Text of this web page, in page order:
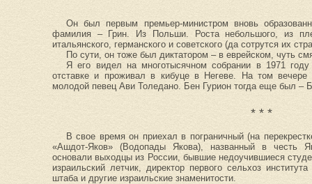
Повести,
Галерея [144]
Поэзия[1016]
Другие жанры
Все жанры
Он был первым премьер-министром вновь
фамилия – Грин. Из Польши. Роста небольшого, из
итальянского, германского и советского (да сотрутся их
По сути, он тоже был диктатором – в еврейском, чуть
Я его видел на многотысячном собрании в 1971
отставке и проживал в кибуце в Негеве. На том вечере
молодой певец Ави Толедано. Бен Гурион тогда еще был –
* * *
В свое время он приехал в пограничный (на
«Ашдот-Яков» (Водопады Якова), названный в честь
основали выходцы из России, бывшие недоучившиеся
израильский летчик, директор первого сельхоз
штаба и другие израильские знаменитости.